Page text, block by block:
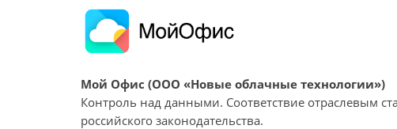
Мой Офис (ООО «Новые облачные технологии»)
Контроль над данными. Соответствие отраслевым
российского законодательства.